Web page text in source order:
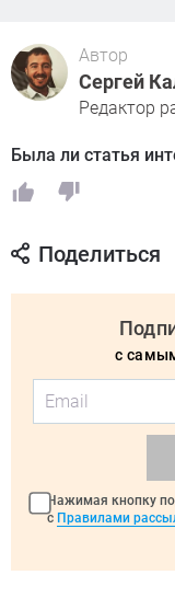
Автор
Сергей
Редактор
Была ли статья
Поделиться
с
Нажимая кнопку
с Правилами